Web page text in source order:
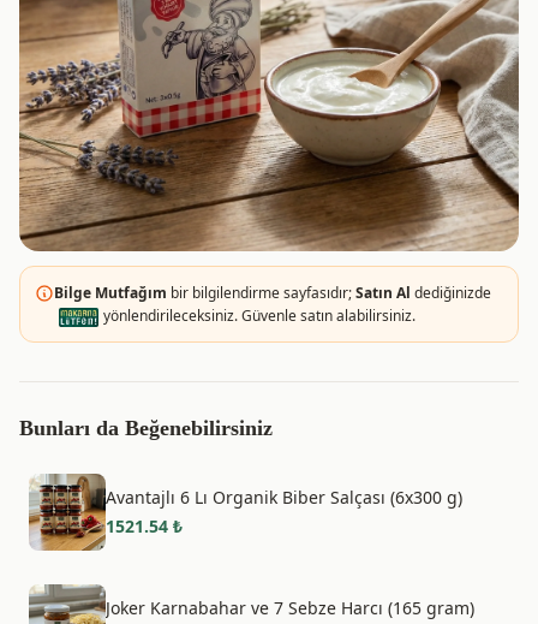
Bilge Mutfağım bir bilgilendirme sayfasıdır;Satın Al dediğinizde
yönlendirileceksiniz. Güvenle satın alabilirsiniz.
Bunları da Beğenebilirsiniz
Avantajlı 6 Lı Organik Biber Salçası (6x300 g)
1521.54 ₺
Joker Karnabahar ve 7 Sebze Harcı (165 gram)